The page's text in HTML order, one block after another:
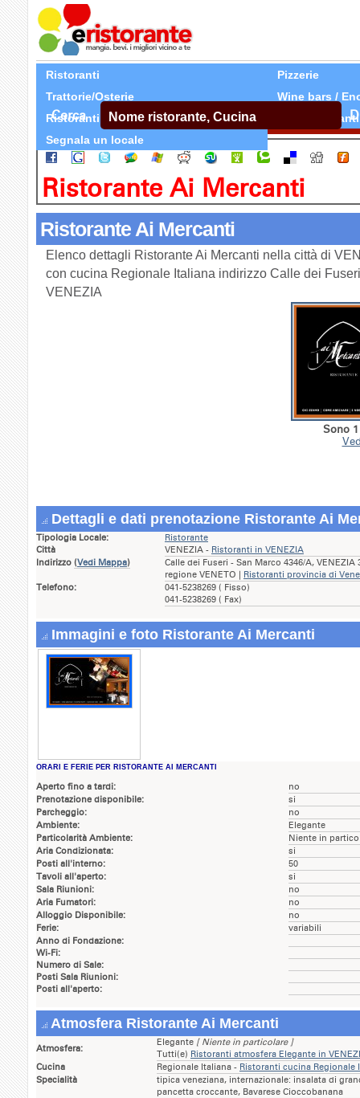
Ristoranti
Pizzerie
Trattorie/Osterie
Wine bars /
Ristoranti Etnici
Tutti Ristoranti
Segnala un locale
Cerca
Ristorante Ai Mercanti
Ristorante Ai Mercanti
Elenco dettagli Ristorante Ai Mercanti nella città di
con cucina Regionale Italiana indirizzo Calle dei
VENEZIA
Sono
Dettagli e dati prenotazione Ristorante Ai
Tipologia Locale:
Ristorante
Città
VENEZIA - Ristoranti in VENEZIA
Indirizzo (Vedi Mappa)
Calle dei Fuseri - San Marco 4346/A, VENEZIA
regione VENETO | Ristoranti provincia di
Telefono:
041-5238269 ( Fisso)
041-5238269 ( Fax)
Immagini e foto Ristorante Ai Mercanti
ORARI E FERIE PER RISTORANTE AI MERCANTI
Aperto fino a tardi:
no
Prenotazione disponibile:
si
Parcheggio:
no
Ambiente:
Elegante
Particolarità Ambiente:
Niente in
Aria Condizionata:
si
Posti all'interno:
50
Tavoli all'aperto:
si
Sala Riunioni:
no
Aria Fumatori:
no
Alloggio Disponibile:
no
Ferie:
variabili
Anno di Fondazione:
Wi-Fi:
Numero di Sale:
Posti Sala Riunioni:
Posti all'aperto:
Atmosfera Ristorante Ai Mercanti
Atmosfera:
Elegante [ Niente in particolare ]
Tutti(e) Ristoranti atmosfera Elegante in
Cucina
Regionale Italiana - Ristoranti cucina Regionale
Specialità
tipica veneziana, internazionale: insalata di
pancetta croccante, Bavarese Cioccobanana